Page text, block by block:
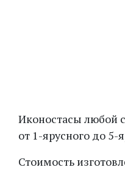
Иконостасы любой
от 1-ярусного до 5-
Стоимость